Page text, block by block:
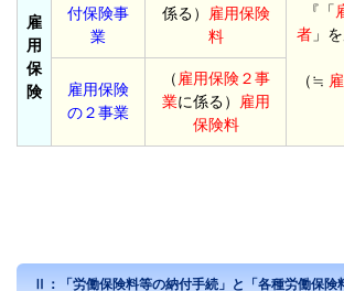
雇
用
保
険
付保険事
業
係る）
雇用保険
料
『「
者 」
（≒
雇用保険
の２事業
（ 雇用保険２事
業に係る）
雇用
保険料
Ⅱ：「労働保険料等の納付手続」と「各種労働保険